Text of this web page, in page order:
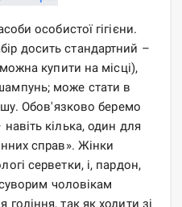
особистої гігієни.
досить стандартний –
купити на місці),
може стати в
Обов'язково беремо
кілька, один для
справ». Жінки
серветки, і, пардон,
суворим чоловікам
так як ходити зі